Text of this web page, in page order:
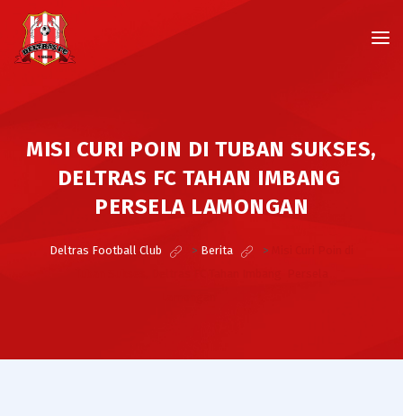
MISI CURI POIN DI TUBAN SUKSES,
DELTRAS FC TAHAN IMBANG
PERSELA LAMONGAN
Deltras Football Club > Berita >